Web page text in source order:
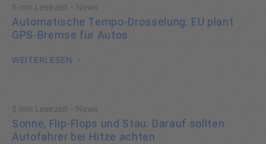
5 min Lesezeit · News
Automatische Tempo-Drosselung: EU plant
GPS-Bremse für Autos
WEITERLESEN
5 min Lesezeit · News
Sonne, Flip-Flops und Stau: Darauf sollten
Autofahrer bei Hitze achten